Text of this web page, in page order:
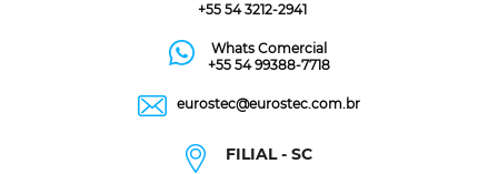
+55 54 3212-2941
Whats Comercial
+55 54 99388-7718
eurostec@eurostec.com.br
FILIAL - SC